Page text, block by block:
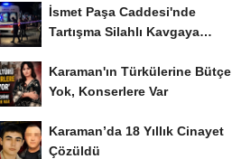
İsmet Paşa Caddesi'nde
Tartışma Silahlı Kavgaya
Karaman'ın Türkülerine Bütçe
Yok, Konserlere Var
Karaman’da 18 Yıllık Cinayet
Çözüldü